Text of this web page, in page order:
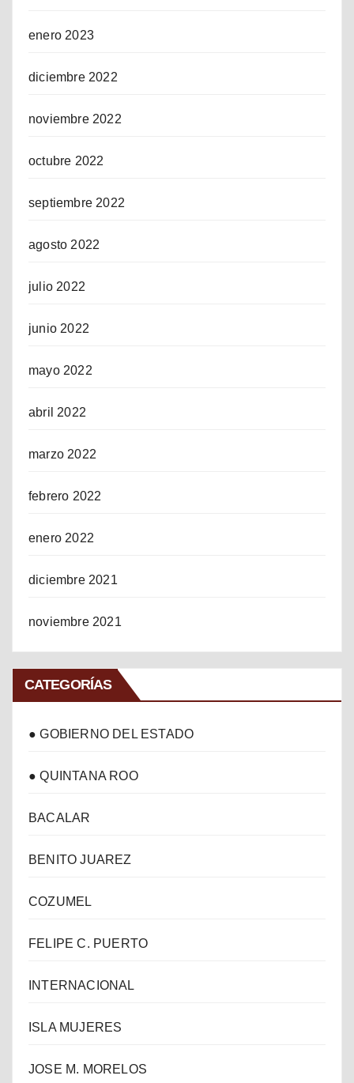
enero 2023
diciembre 2022
noviembre 2022
octubre 2022
septiembre 2022
agosto 2022
julio 2022
junio 2022
mayo 2022
abril 2022
marzo 2022
febrero 2022
enero 2022
diciembre 2021
noviembre 2021
CATEGORÍAS
● GOBIERNO DEL ESTADO
● QUINTANA ROO
BACALAR
BENITO JUAREZ
COZUMEL
FELIPE C. PUERTO
INTERNACIONAL
ISLA MUJERES
JOSE M. MORELOS